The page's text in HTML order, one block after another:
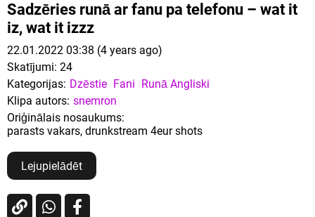
Sadzēries runā ar fanu pa telefonu – wat it
iz, wat it izzz
22.01.2022 03:38 (4 years ago)
Skatījumi: 24
Kategorijas: Dzēstie Fani Runā Angliski
Klipa autors: snemron
Oriģinālais nosaukums:
parasts vakars, drunkstream 4eur shots
Lejupielādēt